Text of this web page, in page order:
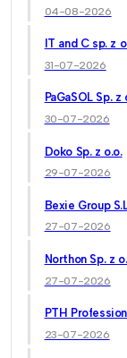
04-08-2026
IT and C sp. z
31-07-2026
PaGaSOL Sp. z
30-07-2026
Doko Sp. z o.o.
29-07-2026
Bexie Group
27-07-2026
Northon Sp. z
27-07-2026
PTH
23-07-2026